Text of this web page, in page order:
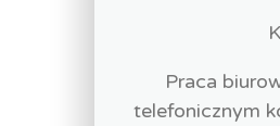
Praca
telefonicznym